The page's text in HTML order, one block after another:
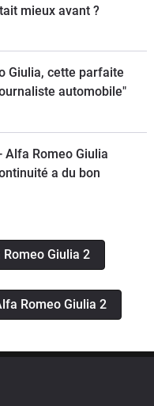
mieux avant ?
Giulia, cette parfaite
automobile"
Alfa Romeo Giulia
a du bon
Giulia 2
Romeo Giulia 2